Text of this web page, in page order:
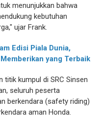
menunjukkan bahwa
kebutuhan
ujar Frank.
Edisi Piala Dunia,
yang Terbaik
titik kumpul di SRC Sinsen
seluruh peserta
berkendara (safety riding)
aman Honda.